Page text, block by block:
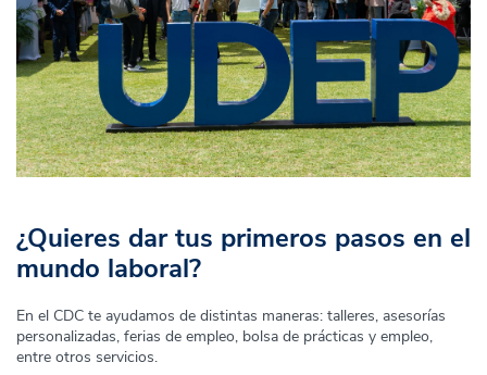
¿Quieres dar tus primeros pasos en el
mundo laboral?
En el CDC te ayudamos de distintas maneras: talleres, asesorías
personalizadas, ferias de empleo, bolsa de prácticas y empleo,
entre otros servicios.